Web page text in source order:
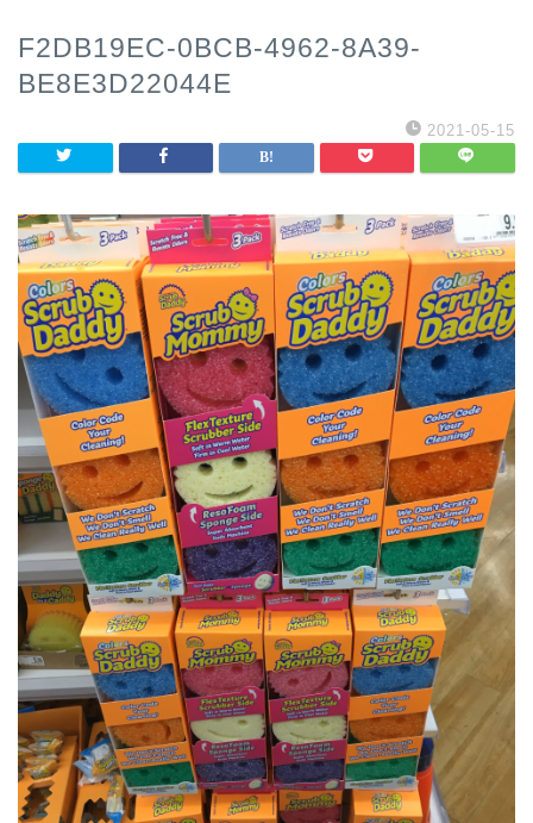
F2DB19EC-0BCB-4962-8A39-
BE8E3D22044E
2021-05-15